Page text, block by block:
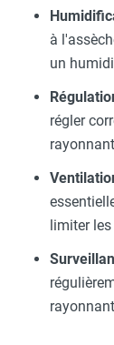
à
un
régler
limiter